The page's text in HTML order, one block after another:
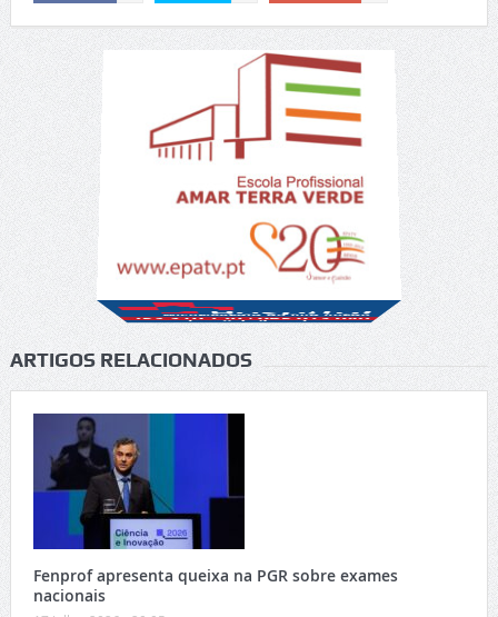
ARTIGOS RELACIONADOS
Fenprof apresenta queixa na PGR sobre exames
nacionais